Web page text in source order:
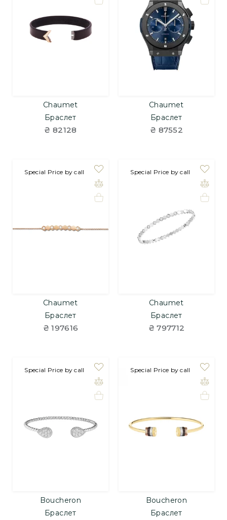
Chaumet
Браслет
₴ 82128
Chaumet
Браслет
₴ 87552
Special Price by call
Chaumet
Браслет
₴ 197616
Special Price by call
Chaumet
Браслет
₴ 797712
Special Price by call
Boucheron
Браслет
Special Price by call
Boucheron
Браслет